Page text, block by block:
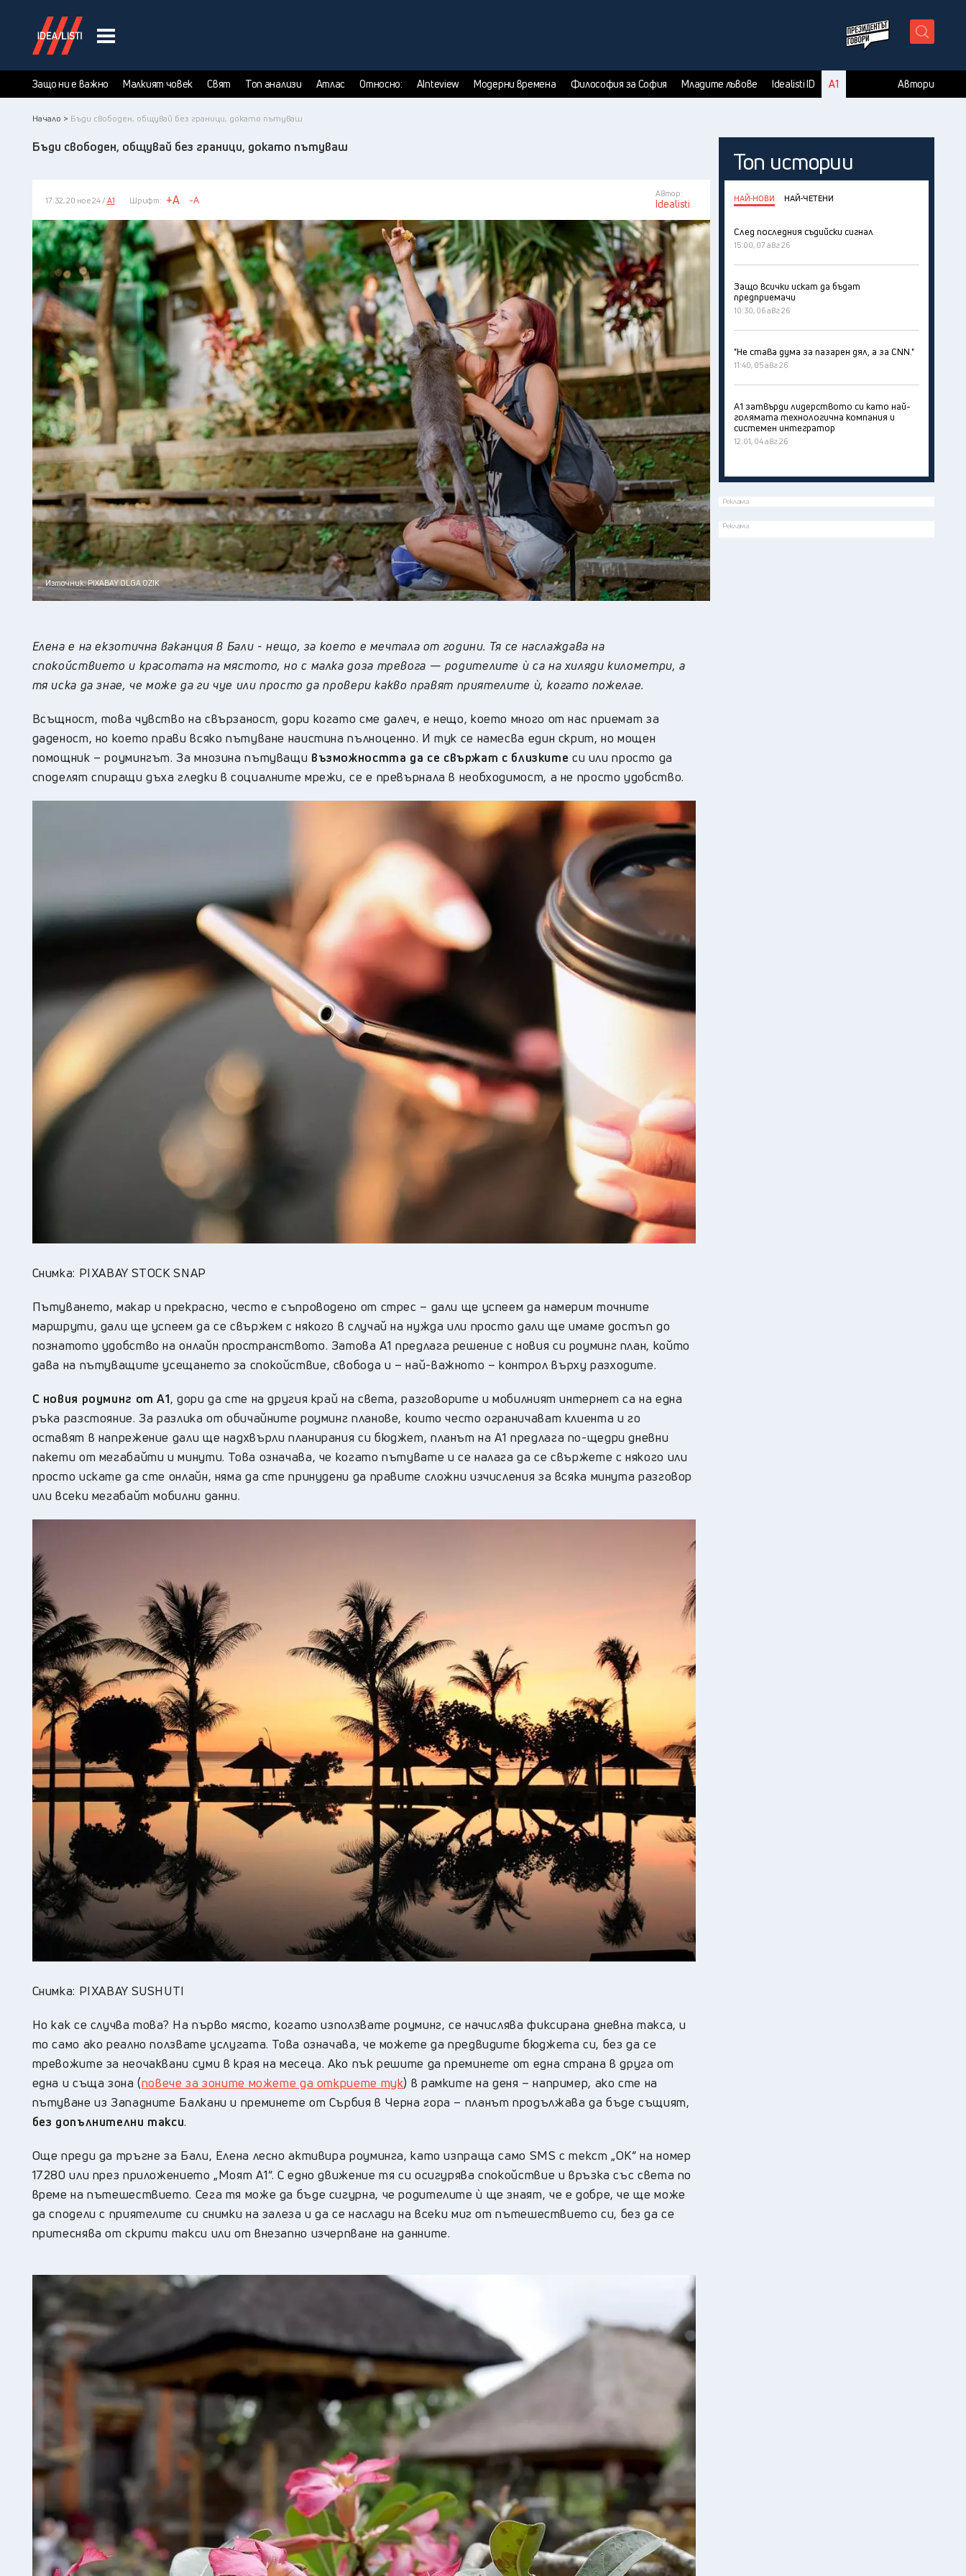
Защо ни е важно Малкият човек Свят Топ анализи Атлас Относно: AInteview Модерни времена Философия за София Младите лъвове Idealisti ID А1 Автори
Начало > Бъди свободен, общувай без граници, докато пътуваш
Бъди свободен, общувай без граници, докато пътуваш
17:32, 20 ное 24 / А1 Шрифт: +A -A
Автор:
Idealisti
Източник: PIXABAY OLGA OZIK
Елена е на екзотична ваканция в Бали - нещо, за което е мечтала от години. Тя се наслаждава на
спокойствието и красотата на мястото, но с малка доза тревога — родителите ѝ са на хиляди километри, а
тя иска да знае, че може да ги чуе или просто да провери какво правят приятелите ѝ, когато пожелае.
Всъщност, това чувство на свързаност, дори когато сме далеч, е нещо, което много от нас приемат за
даденост, но което прави всяко пътуване наистина пълноценно. И тук се намесва един скрит, но мощен
помощник – роумингът. За мнозина пътуващи възможността да се свържат с близките си или просто да
споделят спиращи дъха гледки в социалните мрежи, се е превърнала в необходимост, а не просто удобство.
Снимка: PIXABAY STOCK SNAP
Пътуването, макар и прекрасно, често е съпроводено от стрес – дали ще успеем да намерим точните
маршрути, дали ще успеем да се свържем с някого в случай на нужда или просто дали ще имаме достъп до
познатото удобство на онлайн пространството. Затова А1 предлага решение с новия си роуминг план, който
дава на пътуващите усещането за спокойствие, свобода и – най-важното – контрол върху разходите.
С новия роуминг от А1, дори да сте на другия край на света, разговорите и мобилният интернет са на една
ръка разстояние. За разлика от обичайните роуминг планове, които често ограничават клиента и го
оставят в напрежение дали ще надхвърли планирания си бюджет, планът на А1 предлага по-щедри дневни
пакети от мегабайти и минути. Това означава, че когато пътувате и се налага да се свържете с някого или
просто искате да сте онлайн, няма да сте принудени да правите сложни изчисления за всяка минута разговор
или всеки мегабайт мобилни данни.
Снимка: PIXABAY SUSHUTI
Но как се случва това? На първо място, когато използвате роуминг, се начислява фиксирана дневна такса, и
то само ако реално ползвате услугата. Това означава, че можете да предвидите бюджета си, без да се
тревожите за неочаквани суми в края на месеца. Ако пък решите да преминете от една страна в друга от
една и съща зона (повече за зоните можете да откриете тук) в рамките на деня – например, ако сте на
пътуване из Западните Балкани и преминете от Сърбия в Черна гора – планът продължава да бъде същият,
без допълнителни такси.
Още преди да тръгне за Бали, Елена лесно активира роуминга, като изпраща само SMS с текст „ОК“ на номер
17280 или през приложението „Моят А1“. С едно движение тя си осигурява спокойствие и връзка със света по
време на пътешествието. Сега тя може да бъде сигурна, че родителите ѝ ще знаят, че е добре, че ще може
да сподели с приятелите си снимки на залеза и да се наслади на всеки миг от пътешествието си, без да се
притеснява от скрити такси или от внезапно изчерпване на данните.
Топ истории
НАЙ-НОВИ НАЙ-ЧЕТЕНИ
След последния съдийски сигнал
15:00, 07 авг 26
Защо всички искат да бъдат
предприемачи
10:30, 06 авг 26
"Не става дума за пазарен дял, а за CNN."
11:40, 05 авг 26
А1 затвърди лидерството си като най-
голямата технологична компания и
системен интегратор
12:01, 04 авг 26
Реклама
Реклама